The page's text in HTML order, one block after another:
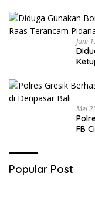
Juni
Mei
FB
Popular Post